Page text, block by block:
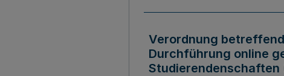
Verordnung
Durchführung online
Studierendenschaften